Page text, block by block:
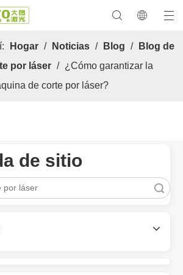
Hogar / Noticias / Blog /
Blog de
por láser / ¿Cómo garantizar la
de corte por láser?
de sitio